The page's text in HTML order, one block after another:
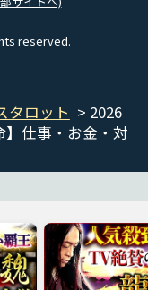
reserved.
タロット > 2026
仕事・お金・対